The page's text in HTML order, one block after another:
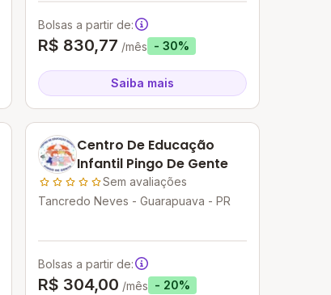
Bolsas a partir de:
R$ 830,77 /mês - 30%
Saiba mais
Centro De Educação
Infantil Pingo De Gente
Sem avaliações
Tancredo Neves - Guarapuava - PR
Bolsas a partir de:
R$ 304,00 /mês - 20%